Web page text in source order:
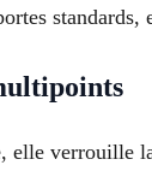
elle verrouille